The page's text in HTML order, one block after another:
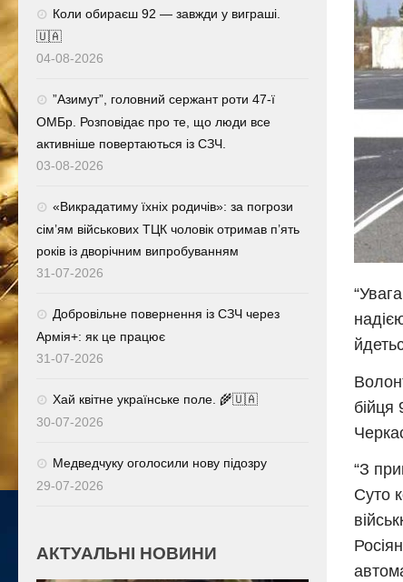
бійця
“З
Суто
Коли обираєш 92 — завжди у виграші.
🇺🇦
04-08-2026
⁨”Азимут”, головний сержант роти 47-ї
ОМБр. Розповідає про те, що люди все
активніше повертаються із СЗЧ.
03-08-2026
«Викрадатиму їхніх родичів»: за погрози
сім’ям військових ТЦК чоловік отримав п’ять
років із дворічним випробуванням
31-07-2026
Добровільне повернення із СЗЧ через
Армія+: як це працює
31-07-2026
Хай квітне українське поле. 🌾🇺🇦
30-07-2026
Медведчуку оголосили нову підозру
29-07-2026
АКТУАЛЬНІ НОВИНИ